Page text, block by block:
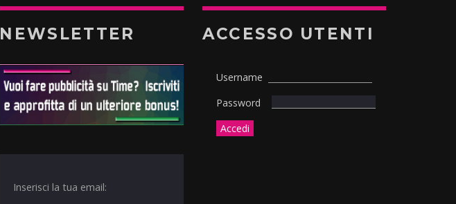
NEWSLETTER
Inserisci la tua email:
ACCESSO UTENTI
Username
Password